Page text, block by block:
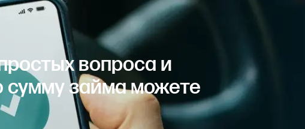
вопроса и
сумму займа можете